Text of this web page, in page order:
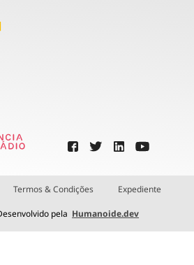
Termos & Condições Expediente
pela Humanoide.dev